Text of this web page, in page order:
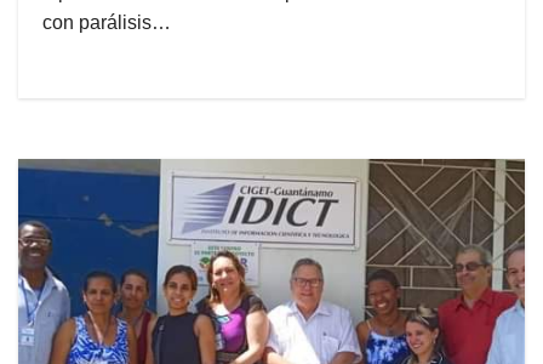
con parálisis…